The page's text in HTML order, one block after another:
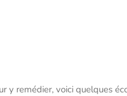
y remédier, voici quelques